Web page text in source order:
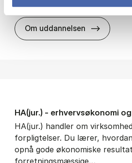
Om uddannelsen HA(it.) -
HA(jur.) - erhvervs­økonomi
HA(jur.) handler om
forpligtelser. Du lærer,
opnå gode økonomiske
forretningsmæssige…